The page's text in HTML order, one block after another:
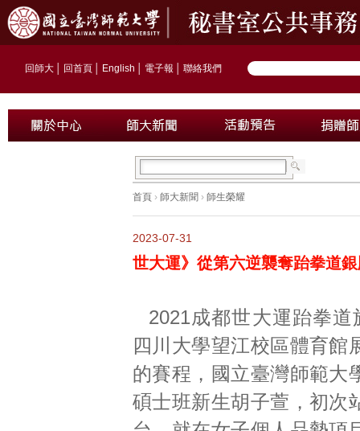
回師大 回首頁 English 電子報 聯絡我們
首頁 › 師大新聞 › 師生榮耀
2023-07-31
世大運》從第六逆襲奪跆拳道
2021成都世大運跆拳道
四川大學望江校區體育館
的賽程，國立臺灣師範大
碩士班新生胡子萱，初次